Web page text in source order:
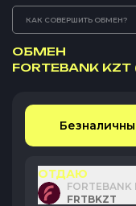
КАК СОВЕРШИТЬ ОБМЕН?
ОБМЕН
FORTEBANK KZT
ОТДАЮ
FORTEBANK
FRTBKZT